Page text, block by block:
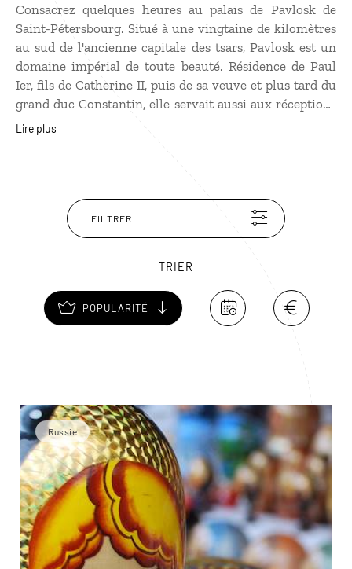
Consacrez quelques heures au palais de Pavlosk de
Saint-Pétersbourg. Situé à une vingtaine de kilomètres
au sud de l'ancienne capitale des tsars, Pavlosk est un
domaine impérial de toute beauté. Résidence de Paul
Ier, fils de Catherine II, puis de sa veuve et plus tard du
grand duc Constantin, elle servait aussi aux réceptions
officielles données en l’honneur des monarques
Lire plus
FILTRER
TRIER
POPULARITÉ
Russie